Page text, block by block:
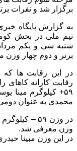
برگزار شد و نفرات
به گزارش پایگاه
تیم ملی در بخش
شنبه سی و یکم
برتر و دوم چهار وزن
در این رقابت ها که
رقابت کاراته کاهای
۵۹+ کیلوگرم مینا
محمدی به عنوان
وزن معرفی شد.
در این وزن مبینا